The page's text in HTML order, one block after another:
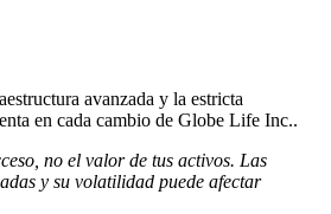
avanzada y la estricta
en cada cambio de Globe Life Inc..
no el valor de tus activos. Las
y su volatilidad puede afectar